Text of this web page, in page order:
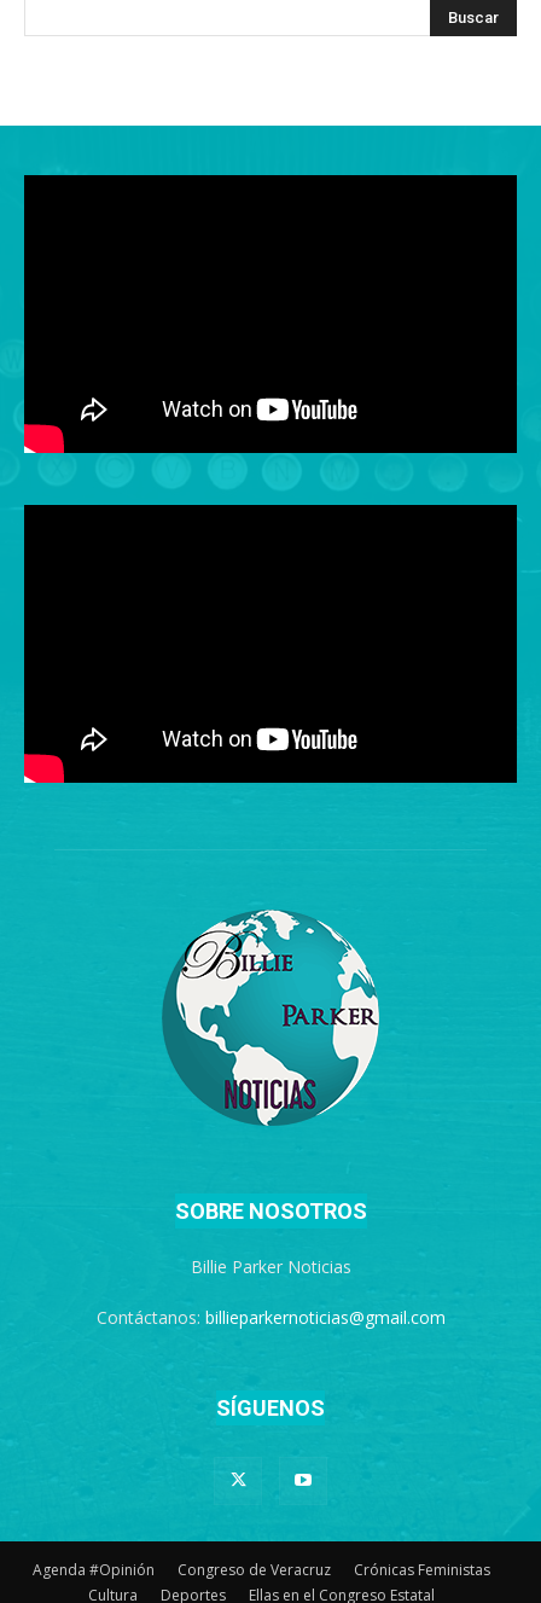
SOBRE NOSOTROS
Billie Parker Noticias
Contáctanos: billieparkernoticias@gmail.com
SÍGUENOS
Agenda #Opinión Congreso de Veracruz
Crónicas Feministas
Cultura
Deportes Ellas en el Congreso Estatal